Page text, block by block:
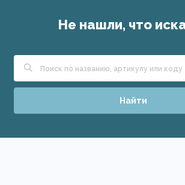
Не нашли, что
Найти